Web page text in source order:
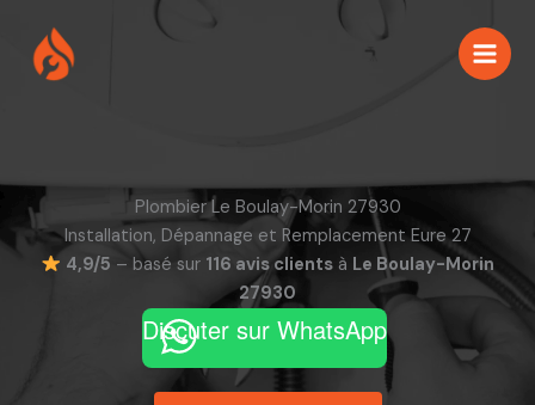
contenu
Plombier Le Boulay-Morin 27930
Installation, Dépannage et Remplacement Eure 27
4,9/5 – basé sur 116 avis clientsà Le Boulay-Morin
27930
Discuter sur WhatsApp